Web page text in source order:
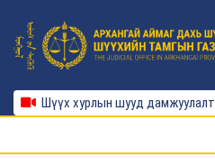
Шүүх хурлын шууд дамжуулалт